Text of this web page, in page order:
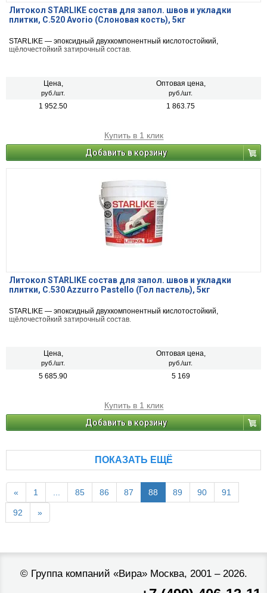
Литокол STARLIKE состав для запол. швов и укладки
плитки, С.520 Avorio (Слоновая кость), 5кг
STARLIKE — эпоксидный двухкомпонентный кислотостойкий,
щёлочестойкий затирочный состав.
Цена,
руб./шт.
Оптовая цена,
руб./шт.
1 952.50 1 863.75
Купить в 1 клик
Добавить в корзину
Литокол STARLIKE состав для запол. швов и укладки
плитки, С.530 Azzurro Pastello (Гол пастель), 5кг
STARLIKE — эпоксидный двухкомпонентный кислотостойкий,
щёлочестойкий затирочный состав.
Цена,
руб./шт.
Оптовая цена,
руб./шт.
5 685.90 5 169
Купить в 1 клик
Добавить в корзину
ПОКАЗАТЬ ЕЩЁ
« 1 ... 85 86 87 88 89 90 91
92 »
© Группа компаний «Вира»Москва, 2001 – 2026.